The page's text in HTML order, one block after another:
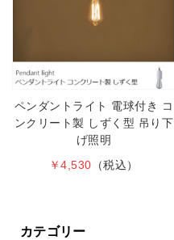
ペンダントライト 電球付き コ
ンクリート製 しずく型 吊り下
げ照明
￥4,530 （税込）
カテゴリー